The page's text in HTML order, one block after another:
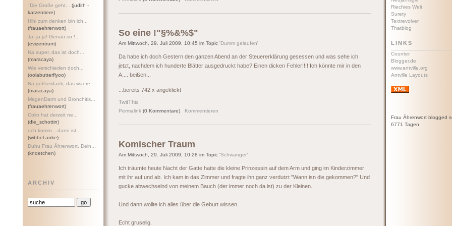
"Die Große geht...
(judith -
katzentiere)
Hihi zum denken bin ich...
(frauaehrenwort)
Ja, ja ja! Genau so !...
(evizentrum)
Na super, das ist doch...
(maracaya)
Wie verschieden doch...
(oolabutterflyoo)
Na gottseidank, das waere...
(maracaya)
MagenDarm und Bronchitis...
(frauaehrenwort)
Colin hat derzeit ne...
(die_schottin)
och komm....dann ist...
(wibbel-anke)
Duhu Frau Ährenwort. Dein...
(knoetchen)
ARCHIV
So eine !"§%&%$"
Am Mittwoch, 29. Juli 2009, 10:45 im Topic 'Dumm gelaufen'
Da habe ich doch Gestern den ganzen Abend an der Steuererklärung gesessen und was sehe ich
jetzt, nachdem ich hunderte Blätter ausgedruckt habe? Einen dicken Fehler!!!! Ich könnte mir in den
A.... beißen...
...bereits 742 x angeklickt
TwitThis
Permalink (0 Kommentare) Kommentieren
Komischer Traum
Am Mittwoch, 29. Juli 2009, 10:28 im Topic 'Schwanger'
Ich träumte heute Nacht der Gatte hatte die kleine Prinzessin auf dem Arm und ging im Kinderzimmer
mit ihr auf und ab. Ich kam in das Zimmer und fragte ihn ganz verdutzt "Wann isn die gekommen?" Und
gucke abwechselnd von meinem Bauch (der immer noch da ist) zu der Kleinen.
Und dann wollte ich alles über die Geburt wissen.
Echt gruselig.
Riechies Welt
Surety
Textrevolver
Thatblog
LINKS
Counter
Blogger.de
www.antville.org
Antville Layouts
Frau Ährenwort blogged
6771 Tagen